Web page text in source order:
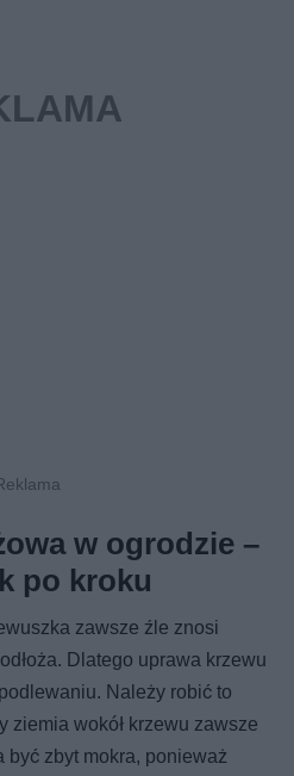
w ogrodzie –
po kroku
zawsze źle znosi
Dlatego uprawa krzewu
Należy robić to
ziemia wokół krzewu zawsze
być zbyt mokra, ponieważ